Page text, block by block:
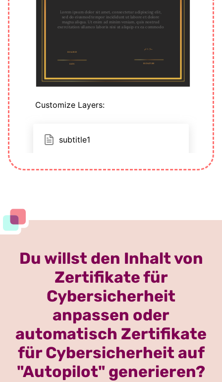
Du willst den Inhalt von
Zertifikate für
Cybersicherheit
anpassen oder
automatisch Zertifikate
für Cybersicherheit auf
"Autopilot" generieren?